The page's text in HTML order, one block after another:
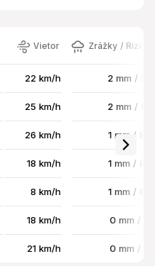
Vietor Zrážky / Riziko
22 km/h 2 mm /
25 km/h 2 mm /
26 km/h 1 mm /
18 km/h 1 mm /
8 km/h 1 mm /
18 km/h 0 mm /
21 km/h 0 mm /